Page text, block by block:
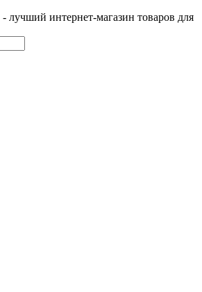
лучший интернет-магазин товаров для